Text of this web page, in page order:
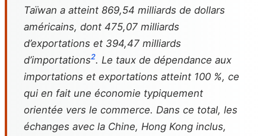
Taïwan a atteint 869,54 milliards de dollars
américains, dont 475,07 milliards
d’exportations et 394,47 milliards
d’importations2. Le taux de dépendance aux
importations et exportations atteint 100 %, ce
qui en fait une économie typiquement
orientée vers le commerce. Dans ce total, les
échanges avec la Chine, Hong Kong inclus,